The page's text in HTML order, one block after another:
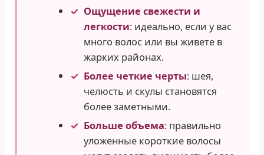
Ощущение свежести и
легкости: идеально, если у вас
много волос или вы живете в
жарких районах.
Более четкие черты: шея,
челюсть и скулы становятся
более заметными.
Больше объема: правильно
уложенные короткие волосы